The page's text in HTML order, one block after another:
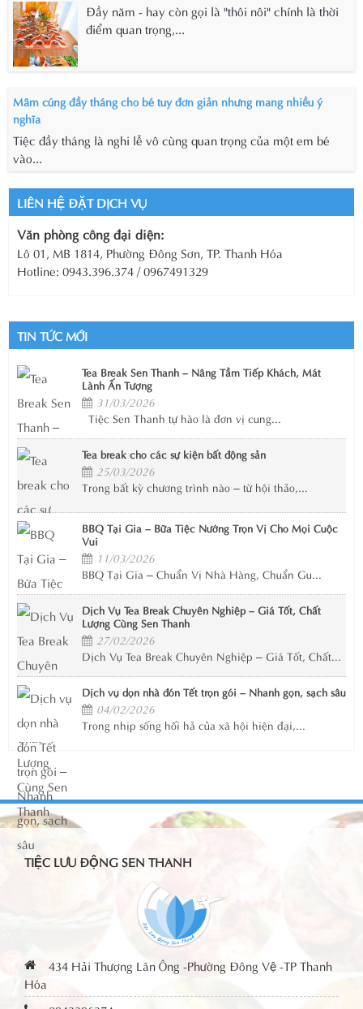
Đầy năm - hay còn gọi là "thôi nôi" chính là thời
điểm quan trọng,...
Mâm cúng đầy tháng cho bé tuy đơn giản nhưng mang nhiều ý
nghĩa
Tiệc đầy tháng là nghi lễ vô cùng quan trọng của một em bé
vào...
LIÊN HỆ ĐẶT DỊCH VỤ
Văn phòng công đại diện:
Lô 01, MB 1814, Phường Đông Sơn, TP. Thanh Hóa
Hotline: 0943.396.374 / 0967491329
TIN TỨC MỚI
Tea Break Sen Thanh – Nâng Tầm Tiếp Khách, Mát
Lành Ấn Tượng
31/03/2026
Tiệc Sen Thanh tự hào là đơn vị cung...
Tea break cho các sự kiện bất động sản
25/03/2026
Trong bất kỳ chương trình nào – từ hội thảo,...
BBQ Tại Gia – Bữa Tiệc Nướng Trọn Vị Cho Mọi Cuộc
Vui
11/03/2026
BBQ Tại Gia – Chuẩn Vị Nhà Hàng, Chuẩn Gu...
Dịch Vụ Tea Break Chuyên Nghiệp – Giá Tốt, Chất
Lượng Cùng Sen Thanh
27/02/2026
Dịch Vụ Tea Break Chuyên Nghiệp – Giá Tốt, Chất...
Dịch vụ dọn nhà đón Tết trọn gói – Nhanh gọn, sạch sâu
04/02/2026
Trong nhịp sống hối hả của xã hội hiện đại,...
TIỆC LƯU ĐỘNG SEN THANH
434 Hải Thượng Lãn Ông -Phường Đông Vệ -TP Thanh
Hóa